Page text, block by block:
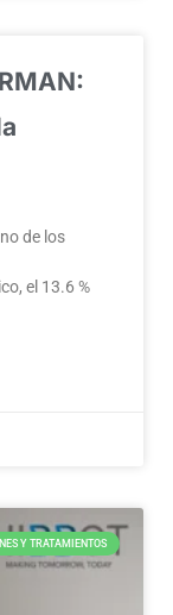
de los
el 13.6 %
Y TRATAMIENTOS